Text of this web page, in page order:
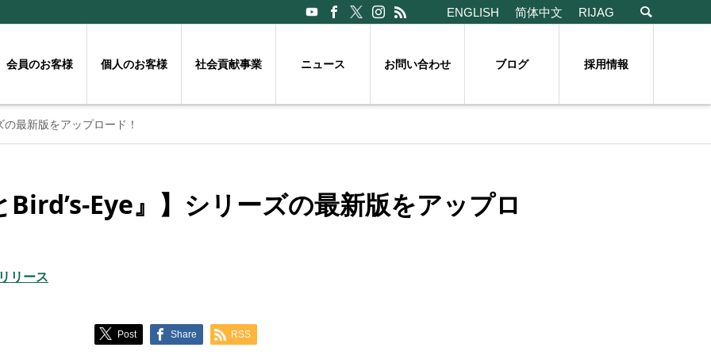
ENGLISH 简体中文 RIJAG
会員のお客様 個人のお客様 社会貢献事業 ニュース お問い合わせ ブログ 採用情報
最新版をアップロード！
Bird’s-Eye』】シリーズの最新版をアップロ
リース
Post Share RSS